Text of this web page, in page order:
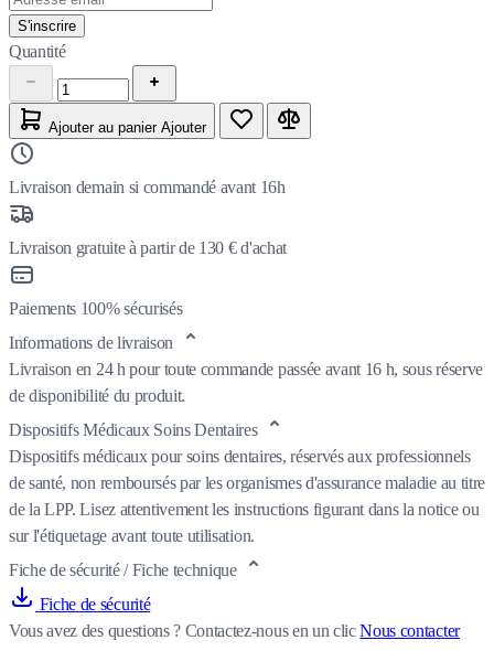
S'inscrire
Quantité
Ajouter au panier Ajouter
Livraison demain si commandé avant 16h
Livraison gratuite à partir de 130 € d'achat
Paiements 100% sécurisés
Informations de livraison
Livraison en 24 h pour toute commande passée avant 16 h, sous réserve
de disponibilité du produit.
Dispositifs Médicaux Soins Dentaires
Dispositifs médicaux pour soins dentaires, réservés aux professionnels
de santé, non remboursés par les organismes d'assurance maladie au titre
de la LPP. Lisez attentivement les instructions figurant dans la notice ou
sur l'étiquetage avant toute utilisation.
Fiche de sécurité / Fiche technique
Fiche de sécurité
Vous avez des questions ? Contactez-nous en un clicNous contacter